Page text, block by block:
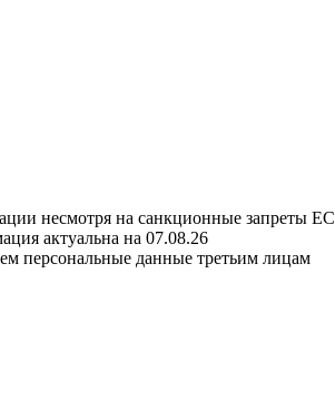
несмотря на санкционные
актуальна на 07.08.26
персональные данные третьим лицам